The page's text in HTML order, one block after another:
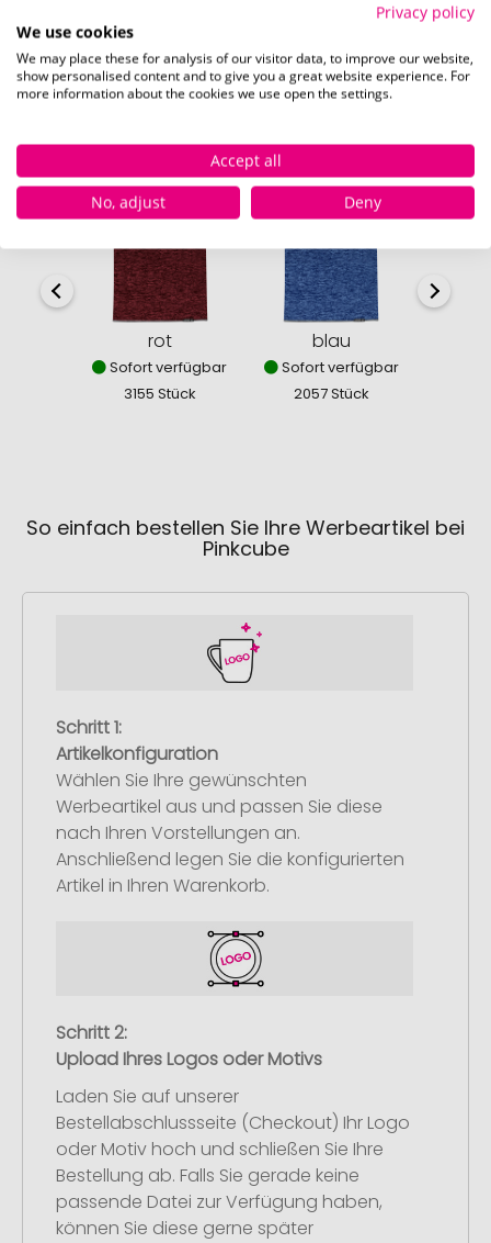
Verfügbare Farben
rot
Sofort verfügbar
3155 Stück
blau
Sofort verfügbar
2057 Stück
So einfach bestellen Sie Ihre Werbeartikel bei
Pinkcube
Schritt 1:
Artikelkonfiguration
Wählen Sie Ihre gewünschten
Werbeartikel aus und passen Sie diese
nach Ihren Vorstellungen an.
Anschließend legen Sie die konfigurierten
Artikel in Ihren Warenkorb.
Schritt 2:
Upload Ihres Logos oder Motivs
Laden Sie auf unserer
Bestellabschlussseite (Checkout) Ihr Logo
oder Motiv hoch und schließen Sie Ihre
Bestellung ab. Falls Sie gerade keine
passende Datei zur Verfügung haben,
können Sie diese gerne später
Privacy policy
We use cookies
We may place these for analysis of our visitor data, to improve our website,
show personalised content and to give you a great website experience. For
more information about the cookies we use open the settings.
Accept all
No, adjust
Deny